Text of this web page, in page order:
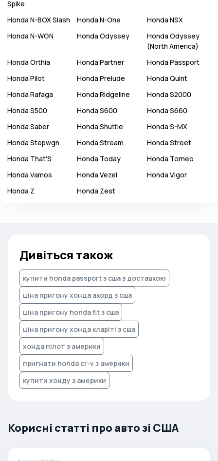
Spike
Honda N-BOX Slash Honda N-One Honda NSX
Honda N-WGN Honda Odyssey Honda Odyssey
(North America)
Honda Orthia Honda Partner Honda Passport
Honda Pilot Honda Prelude Honda Quint
Honda Rafaga Honda Ridgeline Honda S2000
Honda S500 Honda S600 Honda S660
Honda Saber Honda Shuttle Honda S-MX
Honda Stepwgn Honda Stream Honda Street
Honda That'S Honda Today Honda Torneo
Honda Vamos Honda Vezel Honda Vigor
Honda Z Honda Zest
Дивіться також
купити honda passport з сша з доставкою
ціна пригону хонда акорд з сша
ціна пригону honda fit з сша
ціна пригону хонда кларіті з сша
хонда пілот з америки
пригнати honda cr-v з америки
купити хонду з америки
Корисні статті про авто зі США